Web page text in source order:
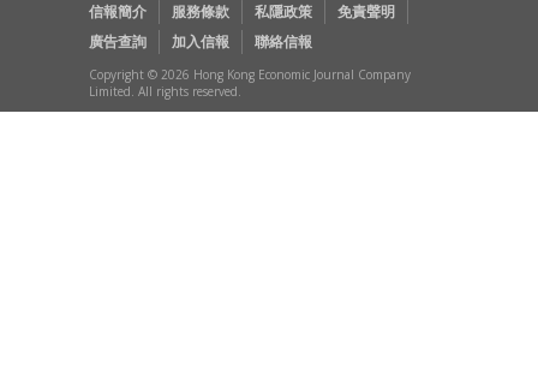
信報簡介 服務條款 私隱政策
免責聲明
廣告查詢
加入信報 聯絡信報
Copyright © 2026 Hong Kong Economic Journal Company
Limited. All rights reserved.